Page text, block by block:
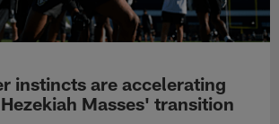
instincts are accelerating
Masses' transition